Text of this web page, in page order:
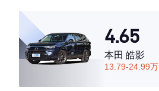
4.65
本田 皓影
13.79-24.99万